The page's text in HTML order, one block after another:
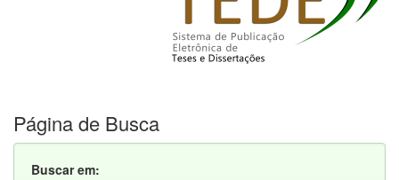
Página de Busca
Buscar em: